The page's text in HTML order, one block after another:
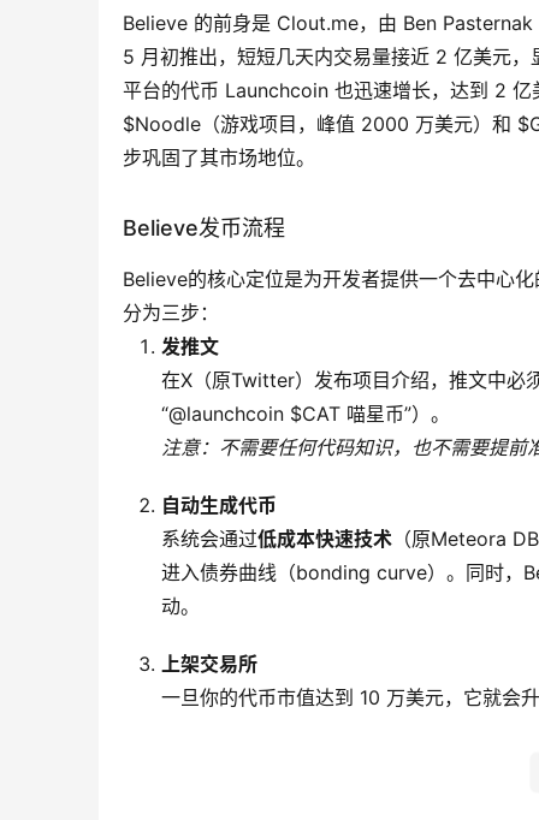
Believe 的前身是 Clout.me，由 Ben
5 月初推出，短短几天内交易量接近 2 亿美元
平台的代币 Launchcoin 也迅速增长，达到 2
$Noodle（游戏项目，峰值 2000 万美元）和
步巩固了其市场地位。
Believe发币流程
Believe的核心定位是为开发者提供一个去中心
分为三步：
发推文
在X（原Twitter）发布项目介绍，推文中必
“@launchcoin $CAT 喵星币”）。
注意：不需要任何代码知识，也不需要提前
自动生成代币
系统会通过低成本快速技术 （原Meteora
进入债券曲线（bonding curve）。同时，
动。
上架交易所
一旦你的代币市值达到 10 万美元，它就会